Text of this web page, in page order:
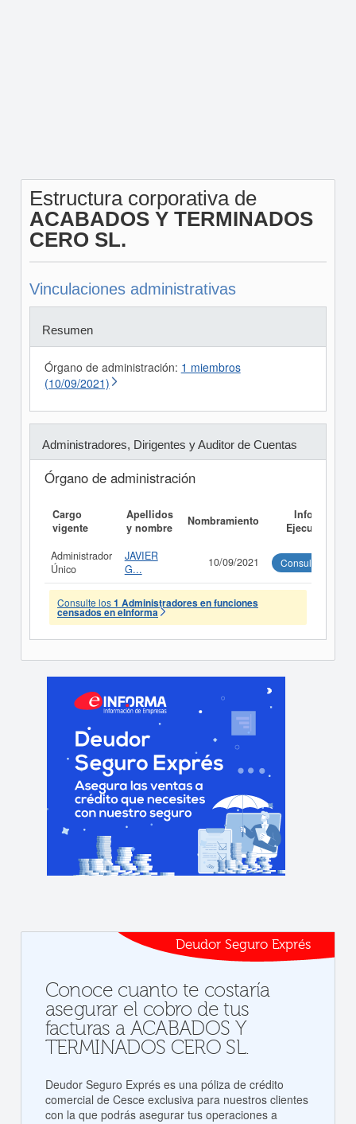
Estructura corporativa de
ACABADOS Y TERMINADOS
CERO SL.
Vinculaciones administrativas
Resumen
Órgano de administración: 1 miembros
(10/09/2021)
Administradores, Dirigentes y Auditor de Cuentas
Órgano de administración
Cargo
vigente
Apellidos
y nombre
Nombramiento
Informe
Ejecutivo
Administrador
Único
JAVIER
G...
10/09/2021 Consultar
Consulte los1 Administradores en funciones
censados en eInforma
Deudor Seguro Exprés
Conoce cuanto te costaría
asegurar el cobro de tus
facturas a ACABADOS Y
TERMINADOS CERO SL.
Deudor Seguro Exprés es una póliza de crédito
comercial de Cesce exclusiva para nuestros clientes
con la que podrás asegurar tus operaciones a